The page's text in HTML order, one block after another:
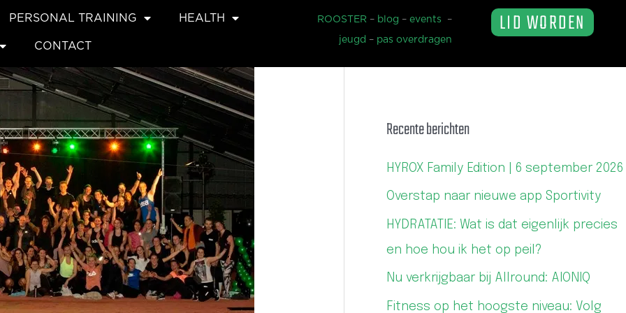
PERSONAL TRAINING HEALTH
CONTACT
ROOSTER– blog – events –
jeugd – pas overdragen
LID WORDEN
Recente berichten
HYROX Family Edition | 6 september 2026
Overstap naar nieuwe app Sportivity
HYDRATATIE: Wat is dat eigenlijk precies
en hoe hou ik het op peil?
Nu verkrijgbaar bij Allround: AIONIQ
Fitness op het hoogste niveau: Volg